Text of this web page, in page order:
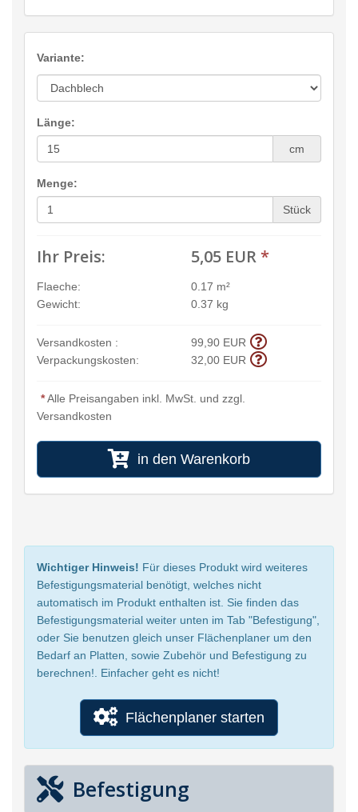
Variante:
Länge:
cm
Menge:
Stück
Ihr Preis: 5,05 EUR*
Flaeche:
0.17 m²
Gewicht:
0.37 kg
Versandkosten :
99,90 EUR
Verpackungskosten:
32,00 EUR
*Alle Preisangaben inkl. MwSt. und zzgl.
Versandkosten
in den Warenkorb
Wichtiger Hinweis! Für dieses Produkt wird weiteres
Befestigungsmaterial benötigt, welches nicht
automatisch im Produkt enthalten ist. Sie finden das
Befestigungsmaterial weiter unten im Tab "Befestigung",
oder Sie benutzen gleich unser Flächenplaner um den
Bedarf an Platten, sowie Zubehör und Befestigung zu
berechnen!. Einfacher geht es nicht!
Flächenplaner starten
Befestigung